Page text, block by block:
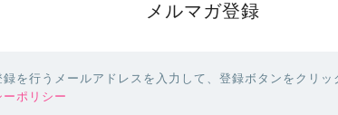
メルマガ登録
録を行うメールアドレスを入力して、登録ボタンをクリッ
ポリシー